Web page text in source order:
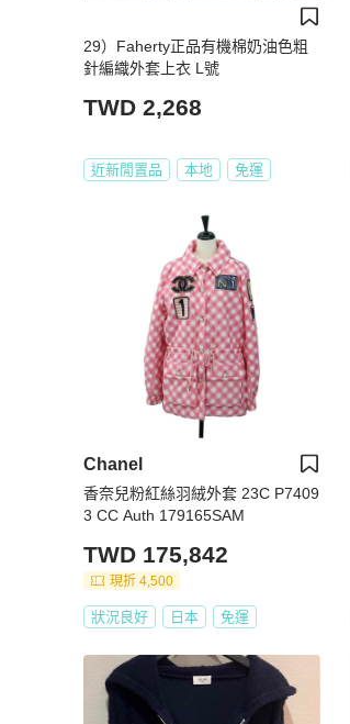
29）Faherty正品有機棉奶油色粗
針編織外套上衣 L號
TWD 2,268
近新閒置品 本地 免運
Chanel
香奈兒粉紅絲羽絨外套 23C P7409
3 CC Auth 179165SAM
TWD 175,842
現折 4,500
狀況良好 日本 免運